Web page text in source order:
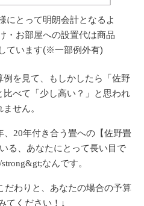
にとって明朗会計となるよ
・お部屋への設置代は商品
ています(※一部例外有)
を見て、もしかしたら「佐野
べて「少し高い？」と思われ
せん。
、20年付き合う畳への【佐野畳
る、あなたにとって長い目で
なんです。
だわりと、あなたの場合の予算
てください！↓